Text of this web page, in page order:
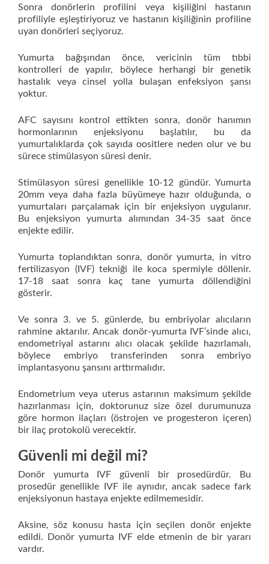
Sonra donörlerin profilini veya kişiliğini hastanın
profiliyle eşleştiriyoruz ve hastanın kişiliğinin profiline
uyan donörleri seçiyoruz.
Yumurta bağışından önce, vericinin tüm tıbbi
kontrolleri de yapılır, böylece herhangi bir genetik
hastalık veya cinsel yolla bulaşan enfeksiyon şansı
yoktur.
AFC sayısını kontrol ettikten sonra, donör hanımın
hormonlarının enjeksiyonu başlatılır, bu da
yumurtalıklarda çok sayıda oositlere neden olur ve bu
sürece stimülasyon süresi denir.
Stimülasyon süresi genellikle 10-12 gündür. Yumurta
20mm veya daha fazla büyümeye hazır olduğunda, o
yumurtaları parçalamak için bir enjeksiyon uygulanır.
Bu enjeksiyon yumurta alımından 34-35 saat önce
enjekte edilir.
Yumurta toplandıktan sonra, donör yumurta, in vitro
fertilizasyon (IVF) tekniği ile koca spermiyle döllenir.
17-18 saat sonra kaç tane yumurta döllendiğini
gösterir.
Ve sonra 3. ve 5. günlerde, bu embriyolar alıcıların
rahmine aktarılır. Ancak donör-yumurta IVF’sinde alıcı,
endometriyal astarını alıcı olacak şekilde hazırlamalı,
böylece embriyo transferinden sonra embriyo
implantasyonu şansını arttırmalıdır.
Endometrium veya uterus astarının maksimum şekilde
hazırlanması için, doktorunuz size özel durumunuza
göre hormon ilaçları (östrojen ve progesteron içeren)
bir ilaç protokolü verecektir.
Güvenli mi değil mi?
Donör yumurta IVF güvenli bir prosedürdür. Bu
prosedür genellikle IVF ile aynıdır, ancak sadece fark
enjeksiyonun hastaya enjekte edilmemesidir.
Aksine, söz konusu hasta için seçilen donör enjekte
edildi. Donör yumurta IVF elde etmenin de bir yararı
vardır.